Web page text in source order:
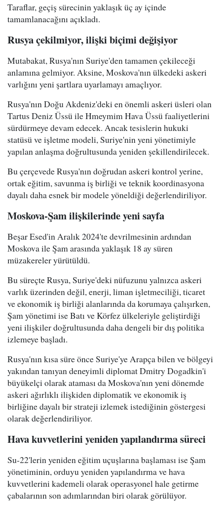
Taraflar, geçiş sürecinin yaklaşık üç ay içinde
tamamlanacağını açıkladı.
Rusya çekilmiyor, ilişki biçimi değişiyor
Mutabakat, Rusya'nın Suriye'den tamamen çekileceği
anlamına gelmiyor. Aksine, Moskova'nın ülkedeki askeri
varlığını yeni şartlara uyarlamayı amaçlıyor.
Rusya'nın Doğu Akdeniz'deki en önemli askeri üsleri olan
Tartus Deniz Üssü ile Hmeymim Hava Üssü faaliyetlerini
sürdürmeye devam edecek. Ancak tesislerin hukuki
statüsü ve işletme modeli, Suriye'nin yeni yönetimiyle
yapılan anlaşma doğrultusunda yeniden şekillendirilecek.
Bu çerçevede Rusya'nın doğrudan askeri kontrol yerine,
ortak eğitim, savunma iş birliği ve teknik koordinasyona
dayalı daha esnek bir modele yöneldiği değerlendiriliyor.
Moskova-Şam ilişkilerinde yeni sayfa
Beşar Esed'in Aralık 2024'te devrilmesinin ardından
Moskova ile Şam arasında yaklaşık 18 ay süren
müzakereler yürütüldü.
Bu süreçte Rusya, Suriye'deki nüfuzunu yalnızca askeri
varlık üzerinden değil, enerji, liman işletmeciliği, ticaret
ve ekonomik iş birliği alanlarında da korumaya çalışırken,
Şam yönetimi ise Batı ve Körfez ülkeleriyle geliştirdiği
yeni ilişkiler doğrultusunda daha dengeli bir dış politika
izlemeye başladı.
Rusya'nın kısa süre önce Suriye'ye Arapça bilen ve bölgeyi
yakından tanıyan deneyimli diplomat Dmitry Dogadkin'i
büyükelçi olarak ataması da Moskova'nın yeni dönemde
askeri ağırlıklı ilişkiden diplomatik ve ekonomik iş
birliğine dayalı bir strateji izlemek istediğinin göstergesi
olarak değerlendiriliyor.
Hava kuvvetlerini yeniden yapılandırma süreci
Su-22'lerin yeniden eğitim uçuşlarına başlaması ise Şam
yönetiminin, orduyu yeniden yapılandırma ve hava
kuvvetlerini kademeli olarak operasyonel hale getirme
çabalarının son adımlarından biri olarak görülüyor.